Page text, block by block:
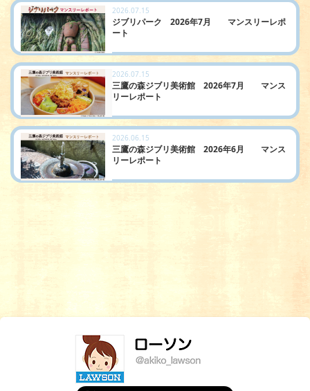
2026.07.15
ジブリパーク 2026年7月 マンスリーレポ
ート
2026.07.15
三鷹の森ジブリ美術館 2026年7月 マンス
リーレポート
2026.06.15
三鷹の森ジブリ美術館 2026年6月 マンス
リーレポート